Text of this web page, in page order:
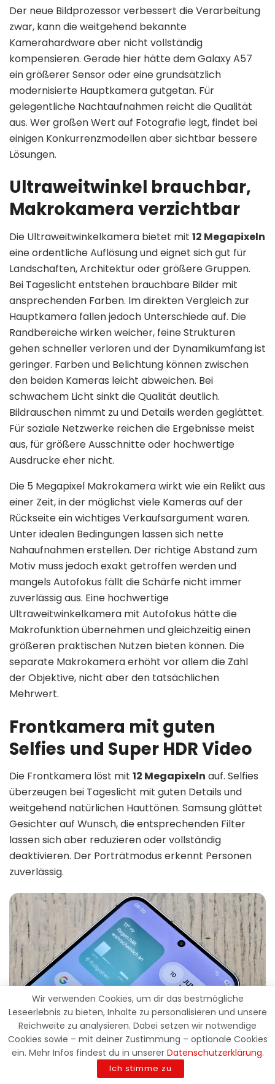
Der neue Bildprozessor verbessert die Verarbeitung
zwar, kann die weitgehend bekannte
Kamerahardware aber nicht vollständig
kompensieren. Gerade hier hätte dem Galaxy A57
ein größerer Sensor oder eine grundsätzlich
modernisierte Hauptkamera gutgetan. Für
gelegentliche Nachtaufnahmen reicht die Qualität
aus. Wer großen Wert auf Fotografie legt, findet bei
einigen Konkurrenzmodellen aber sichtbar bessere
Lösungen.
Ultraweitwinkel brauchbar,
Makrokamera verzichtbar
Die Ultraweitwinkelkamera bietet mit 12 Megapixeln
eine ordentliche Auflösung und eignet sich gut für
Landschaften, Architektur oder größere Gruppen.
Bei Tageslicht entstehen brauchbare Bilder mit
ansprechenden Farben. Im direkten Vergleich zur
Hauptkamera fallen jedoch Unterschiede auf. Die
Randbereiche wirken weicher, feine Strukturen
gehen schneller verloren und der Dynamikumfang ist
geringer. Farben und Belichtung können zwischen
den beiden Kameras leicht abweichen. Bei
schwachem Licht sinkt die Qualität deutlich.
Bildrauschen nimmt zu und Details werden geglättet.
Für soziale Netzwerke reichen die Ergebnisse meist
aus, für größere Ausschnitte oder hochwertige
Ausdrucke eher nicht.
Die 5 Megapixel Makrokamera wirkt wie ein Relikt aus
einer Zeit, in der möglichst viele Kameras auf der
Rückseite ein wichtiges Verkaufsargument waren.
Unter idealen Bedingungen lassen sich nette
Nahaufnahmen erstellen. Der richtige Abstand zum
Motiv muss jedoch exakt getroffen werden und
mangels Autofokus fällt die Schärfe nicht immer
zuverlässig aus. Eine hochwertige
Ultraweitwinkelkamera mit Autofokus hätte die
Makrofunktion übernehmen und gleichzeitig einen
größeren praktischen Nutzen bieten können. Die
separate Makrokamera erhöht vor allem die Zahl
der Objektive, nicht aber den tatsächlichen
Mehrwert.
Frontkamera mit guten
Selfies und Super HDR Video
Die Frontkamera löst mit 12 Megapixeln auf. Selfies
überzeugen bei Tageslicht mit guten Details und
weitgehend natürlichen Hauttönen. Samsung glättet
Gesichter auf Wunsch, die entsprechenden Filter
lassen sich aber reduzieren oder vollständig
deaktivieren. Der Porträtmodus erkennt Personen
zuverlässig.
Bei schwierigen Konturen arbeitet die Freistellung
nicht immer perfekt, für soziale Netzwerke und
Wir verwenden Cookies, um dir das bestmögliche
Leseerlebnis zu bieten, Inhalte zu personalisieren und unsere
Reichweite zu analysieren. Dabei setzen wir notwendige
Cookies sowie – mit deiner Zustimmung – optionale Cookies
ein. Mehr Infos findest du in unserer Datenschutzerklärung.
Ich stimme zu